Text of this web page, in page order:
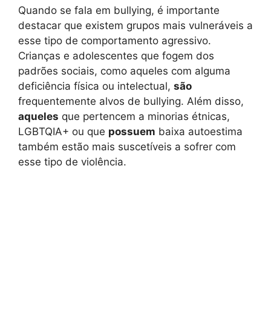
Quando se fala em bullying, é importante
destacar que existem grupos mais vulneráveis a
esse tipo de comportamento agressivo.
Crianças e adolescentes que fogem dos
padrões sociais, como aqueles com alguma
deficiência física ou intelectual, são
frequentemente alvos de bullying. Além disso,
aqueles que pertencem a minorias étnicas,
LGBTQIA+ ou que possuem baixa autoestima
também estão mais suscetíveis a sofrer com
esse tipo de violência.